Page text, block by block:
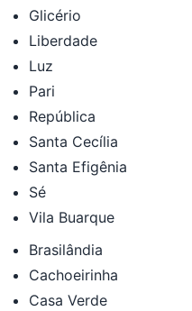
Glicério
Liberdade
Luz
Pari
República
Santa Cecília
Santa Efigênia
Sé
Vila Buarque
Brasilândia
Cachoeirinha
Casa Verde